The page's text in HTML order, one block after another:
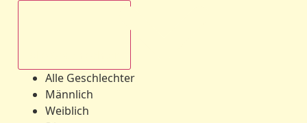
Alle Geschlechter
Männlich
Weiblich